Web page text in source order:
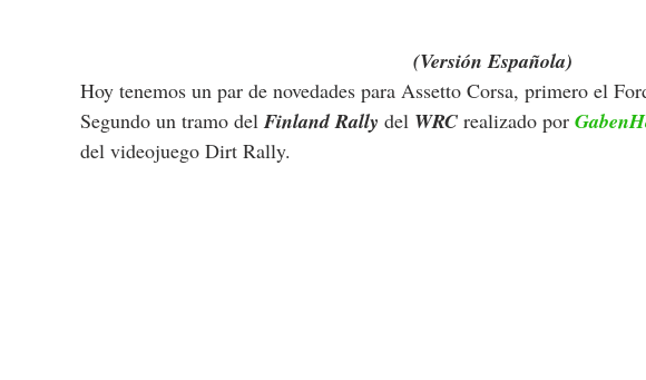
(Versión Española)
Hoy tenemos un par de novedades para Assetto Corsa, primero el
Segundo un tramo del Finland Rally del WRC realizado por
del videojuego Dirt Rally.